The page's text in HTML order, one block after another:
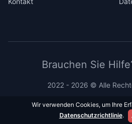
Brauchen Sie
2022 - 2026 © Alle
Wir verwenden Cookies, um Ihre
Datenschutzrichtlinie.